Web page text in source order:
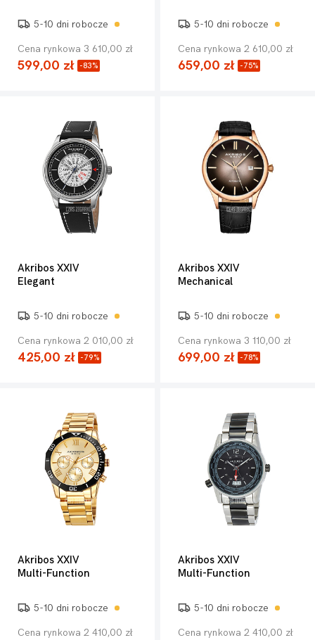
5-10 dni robocze
Cena rynkowa 3 610,00 zł
599,00 zł -83%
5-10 dni robocze
Cena rynkowa 2 610,00 zł
659,00 zł -75%
Akribos XXIV
Elegant
5-10 dni robocze
Cena rynkowa 2 010,00 zł
425,00 zł -79%
Akribos XXIV
Mechanical
5-10 dni robocze
Cena rynkowa 3 110,00 zł
699,00 zł -78%
Akribos XXIV
Multi-Function
5-10 dni robocze
Cena rynkowa 2 410,00 zł
Akribos XXIV
Multi-Function
5-10 dni robocze
Cena rynkowa 2 410,00 zł